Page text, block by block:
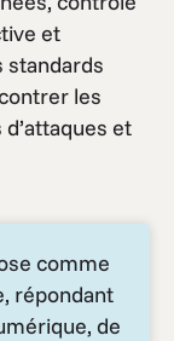
et
standards
les
et
comme
répondant
de